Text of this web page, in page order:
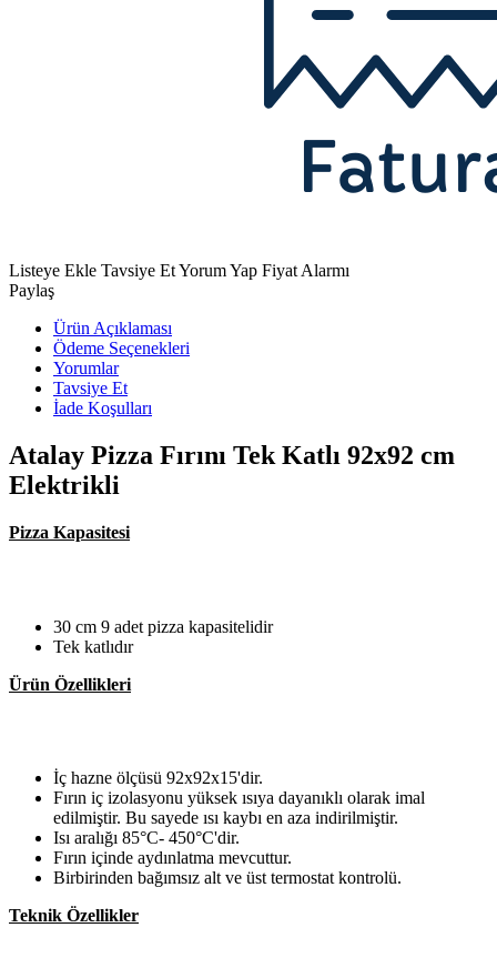
Listeye Ekle Tavsiye EtYorum Yap Fiyat Alarmı
Paylaş
Ürün Açıklaması
Ödeme Seçenekleri
Yorumlar
Tavsiye Et
İade Koşulları
Atalay Pizza Fırını Tek Katlı 92x92 cm
Elektrikli
Pizza Kapasitesi
30 cm 9 adet pizza kapasitelidir
Tek katlıdır
Ürün Özellikleri
İç hazne ölçüsü 92x92x15'dir.
Fırın iç izolasyonu yüksek ısıya dayanıklı olarak imal
edilmiştir. Bu sayede ısı kaybı en aza indirilmiştir.
Isı aralığı 85°C- 450°C'dir.
Fırın içinde aydınlatma mevcuttur.
Birbirinden bağımsız alt ve üst termostat kontrolü.
Teknik Özellikler